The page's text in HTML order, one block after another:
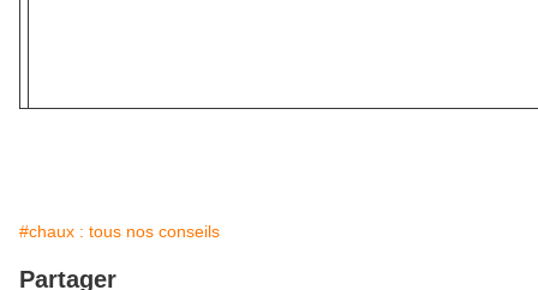
#chaux : tous nos conseils
Partager